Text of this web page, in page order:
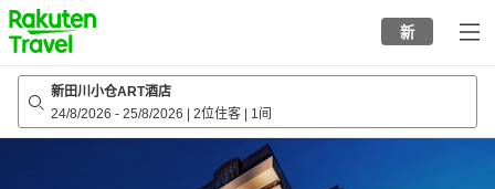
to
top
page
新
新田川小仓ART酒店
24/8/2026 - 25/8/2026 2位住客 1间